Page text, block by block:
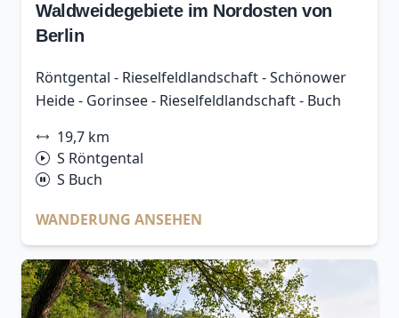
Waldweidegebiete im Nordosten von
Berlin
Röntgental - Rieselfeldlandschaft - Schönower
Heide - Gorinsee - Rieselfeldlandschaft - Buch
19,7 km
S Röntgental
S Buch
WANDERUNG ANSEHEN